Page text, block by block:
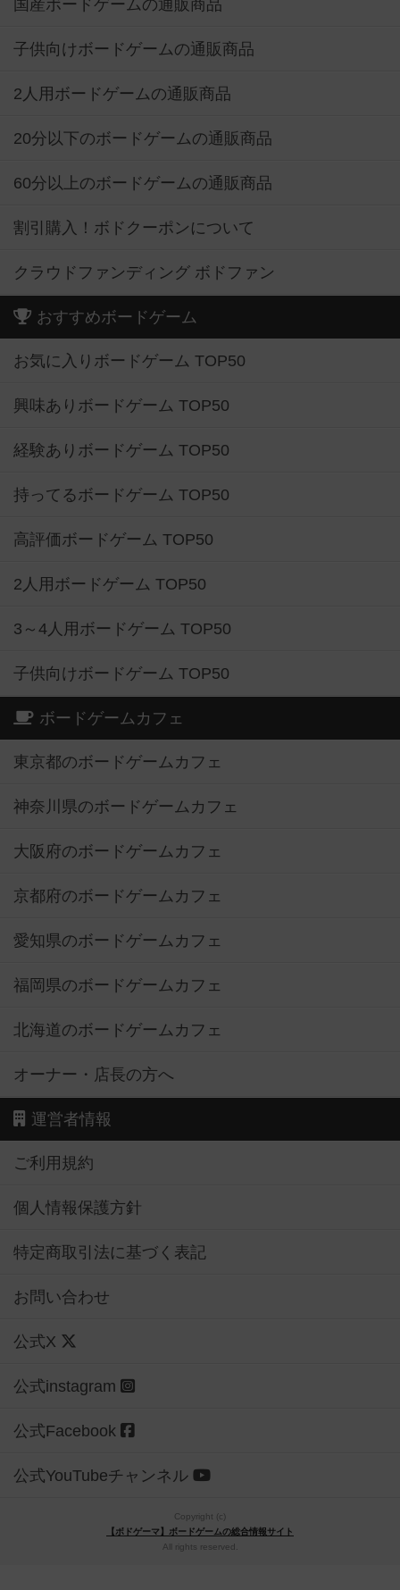
国産ボードゲームの通販商品
子供向けボードゲームの通販商品
2人用ボードゲームの通販商品
20分以下のボードゲームの通販商品
60分以上のボードゲームの通販商品
割引購入！ボドクーポンについて
クラウドファンディング ボドファン
おすすめボードゲーム
お気に入りボードゲーム TOP50
興味ありボードゲーム TOP50
経験ありボードゲーム TOP50
持ってるボードゲーム TOP50
高評価ボードゲーム TOP50
2人用ボードゲーム TOP50
3～4人用ボードゲーム TOP50
子供向けボードゲーム TOP50
ボードゲームカフェ
東京都のボードゲームカフェ
神奈川県のボードゲームカフェ
大阪府のボードゲームカフェ
京都府のボードゲームカフェ
愛知県のボードゲームカフェ
福岡県のボードゲームカフェ
北海道のボードゲームカフェ
オーナー・店長の方へ
運営者情報
ご利用規約
個人情報保護方針
特定商取引法に基づく表記
お問い合わせ
公式X
公式instagram
公式Facebook
公式YouTubeチャンネル
Copyright (c)
【ボドゲーマ】ボードゲームの総合情報サイト
All rights reserved.